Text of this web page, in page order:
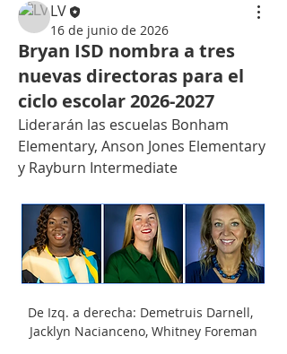
LV
16 de junio de 2026
Bryan ISD nombra a tres
nuevas directoras para el
ciclo escolar 2026-2027
Liderarán las escuelas Bonham
Elementary, Anson Jones Elementary
y Rayburn Intermediate
De Izq. a derecha: Demetruis Darnell,
Jacklyn Nacianceno, Whitney Foreman